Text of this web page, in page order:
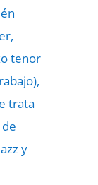
tenor
trata
y